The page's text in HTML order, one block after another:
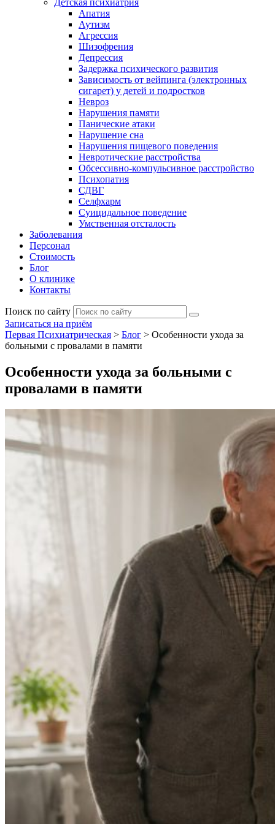
Детская психиатрия
Апатия
Аутизм
Агрессия
Шизофрения
Депрессия
Задержка психического развития
Зависимость от вейпинга (электронных
сигарет) у детей и подростков
Невроз
Нарушения памяти
Панические атаки
Нарушение сна
Нарушения пищевого поведения
Невротические расстройства
Обсессивно-компульсивное расстройство
Психопатия
СДВГ
Селфхарм
Суицидальное поведение
Умственная отсталость
Заболевания
Персонал
Стоимость
Блог
О клинике
Контакты
Поиск по сайту
Записаться на приём
Первая Психиатрическая > Блог > Особенности ухода за
больными с провалами в памяти
Особенности ухода за больными с
провалами в памяти